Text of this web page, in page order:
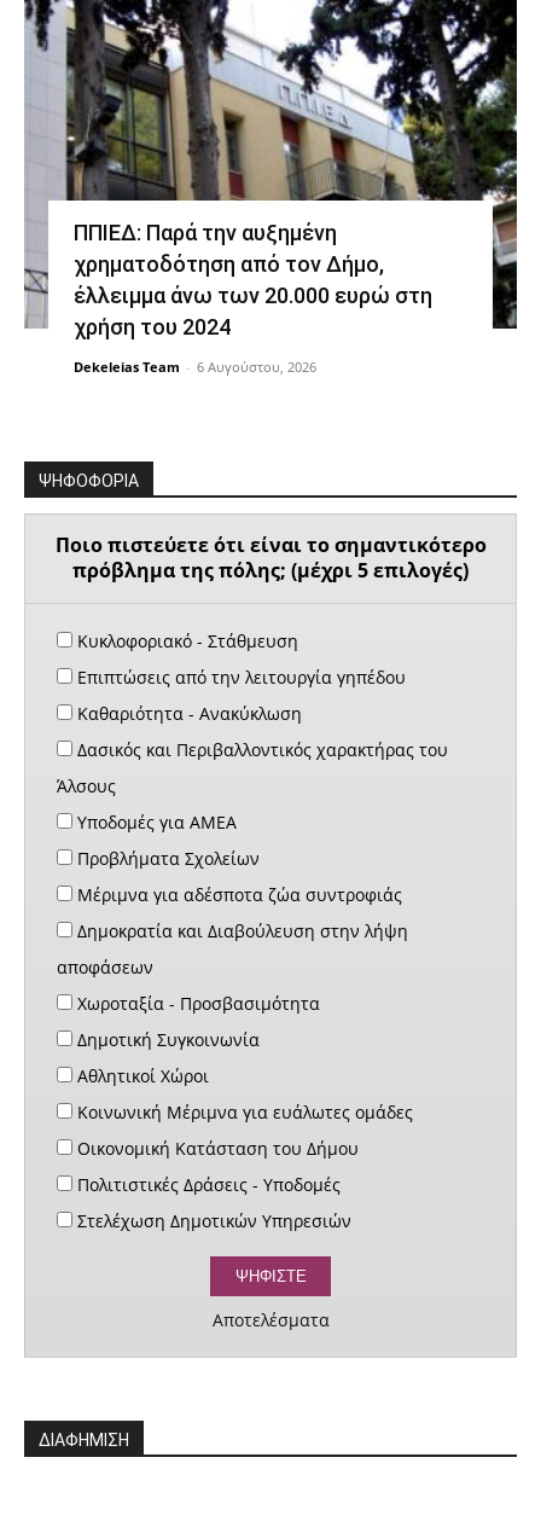
ΠΠΙΕΔ: Παρά την αυξημένη
χρηματοδότηση από τον Δήμο,
έλλειμμα άνω των 20.000 ευρώ στη
χρήση του 2024
Dekeleias Team - 6 Αυγούστου, 2026
ΨΗΦΟΦΟΡΙΑ
Ποιο πιστεύετε ότι είναι το σημαντικότερο
πρόβλημα της πόλης; (μέχρι 5 επιλογές)
Κυκλοφοριακό - Στάθμευση
Επιπτώσεις από την λειτουργία γηπέδου
Καθαριότητα - Ανακύκλωση
Δασικός και Περιβαλλοντικός χαρακτήρας του
Άλσους
Υποδομές για ΑΜΕΑ
Προβλήματα Σχολείων
Μέριμνα για αδέσποτα ζώα συντροφιάς
Δημοκρατία και Διαβούλευση στην λήψη
αποφάσεων
Χωροταξία - Προσβασιμότητα
Δημοτική Συγκοινωνία
Αθλητικοί Χώροι
Κοινωνική Μέριμνα για ευάλωτες ομάδες
Οικονομική Κατάσταση του Δήμου
Πολιτιστικές Δράσεις - Υποδομές
Στελέχωση Δημοτικών Υπηρεσιών
Αποτελέσματα
ΔΙΑΦΗΜΙΣΗ